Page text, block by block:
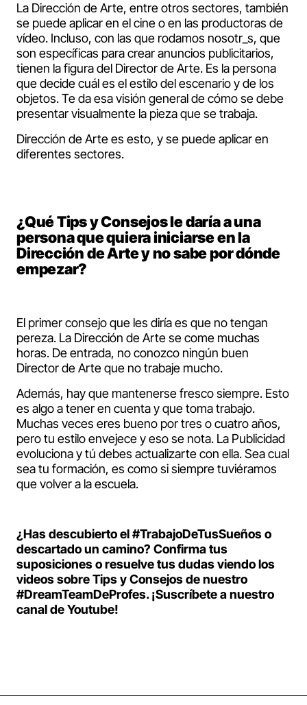
La Dirección de Arte, entre otros sectores, también
se puede aplicar en el cine o en las productoras de
vídeo. Incluso, con las que rodamos nosotr_s, que
son específicas para crear anuncios publicitarios,
tienen la figura del Director de Arte. Es la persona
que decide cuál es el estilo del escenario y de los
objetos. Te da esa visión general de cómo se debe
presentar visualmente la pieza que se trabaja.
Dirección de Arte es esto, y se puede aplicar en
diferentes sectores.
¿Qué Tips y Consejos le daría a una
persona que quiera iniciarse en la
Dirección de Arte y no sabe por dónde
empezar?
El primer consejo que les diría es que no tengan
pereza. La Dirección de Arte se come muchas
horas. De entrada, no conozco ningún buen
Director de Arte que no trabaje mucho.
Además, hay que mantenerse fresco siempre. Esto
es algo a tener en cuenta y que toma trabajo.
Muchas veces eres bueno por tres o cuatro años,
pero tu estilo envejece y eso se nota. La Publicidad
evoluciona y tú debes actualizarte con ella. Sea cual
sea tu formación, es como si siempre tuviéramos
que volver a la escuela.
¿Has descubierto el #TrabajoDeTusSueños o
descartado un camino? Confirma tus
suposiciones o resuelve tus dudas viendo los
videos sobre Tips y Consejos de nuestro
#DreamTeamDeProfes. ¡Suscríbete a nuestro
canal de Youtube!